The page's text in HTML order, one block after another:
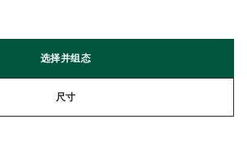
选择并组态
尺寸